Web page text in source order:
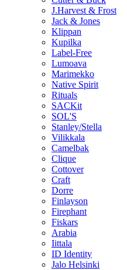
J.Harvest & Frost
Jack & Jones
Klippan
Kupilka
Label-Free
Lumoava
Marimekko
Native Spirit
Rituals
SACKit
SOL'S
Stanley/Stella
Vilikkala
Camelbak
Clique
Cottover
Craft
Dorre
Finlayson
Firephant
Fiskars
Arabia
Iittala
ID Identity
Jalo Helsinki